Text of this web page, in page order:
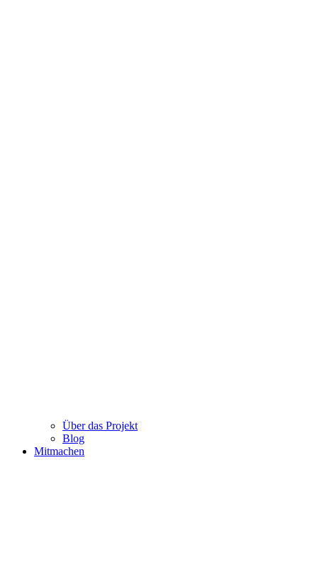
Über das Projekt
Blog
Mitmachen